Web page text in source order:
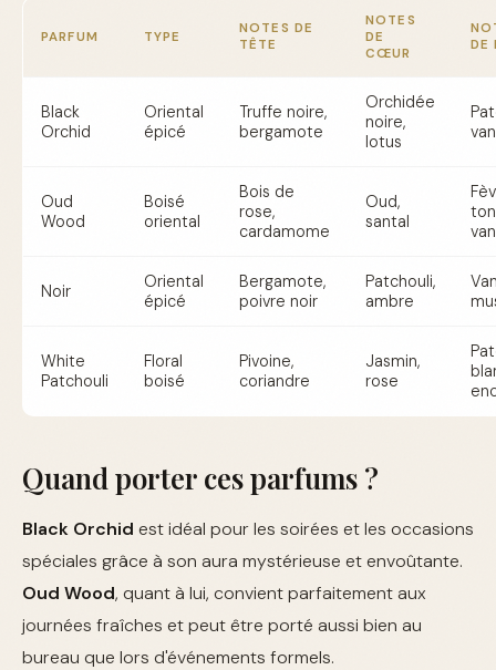
PARFUM TYPE
NOTES DE
TÊTE
NOTES
DE
CŒUR
DE
Black
Orchid
Oriental
épicé
Truffe noire,
bergamote
Orchidée
noire,
lotus
Oud
Wood
Boisé
oriental
Bois de
rose,
cardamome
Oud,
santal
Noir
Oriental
épicé
Bergamote,
poivre noir
Patchouli,
ambre
White
Patchouli
Floral
boisé
Pivoine,
coriandre
Jasmin,
rose
Quand porter ces parfums ?
Black Orchid est idéal pour les soirées et les occasions
spéciales grâce à son aura mystérieuse et envoûtante.
Oud Wood, quant à lui, convient parfaitement aux
journées fraîches et peut être porté aussi bien au
bureau que lors d'événements formels.